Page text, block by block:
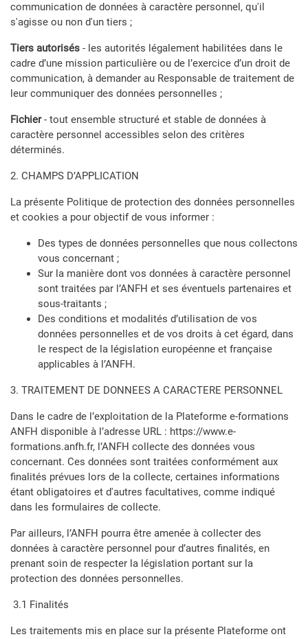
communication de données à caractère personnel, qu'il
s'agisse ou non d'un tiers ;
Tiers autorisés - les autorités légalement habilitées dans le
cadre d’une mission particulière ou de l’exercice d’un droit de
communication, à demander au Responsable de traitement de
leur communiquer des données personnelles ;
Fichier- tout ensemble structuré et stable de données à
caractère personnel accessibles selon des critères
déterminés.
2. CHAMPS D’APPLICATION
La présente Politique de protection des données personnelles
et cookies a pour objectif de vous informer :
Des types de données personnelles que nous collectons
vous concernant ;
Sur la manière dont vos données à caractère personnel
sont traitées par l’ANFH et ses éventuels partenaires et
sous-traitants ;
Des conditions et modalités d’utilisation de vos
données personnelles et de vos droits à cet égard, dans
le respect de la législation européenne et française
applicables à l’ANFH.
3. TRAITEMENT DE DONNEES A CARACTERE PERSONNEL
Dans le cadre de l’exploitation de la Plateforme e-formations
ANFH disponible à l’adresse URL : https://www.e-
formations.anfh.fr, l’ANFH collecte des données vous
concernant. Ces données sont traitées conformément aux
finalités prévues lors de la collecte, certaines informations
étant obligatoires et d'autres facultatives, comme indiqué
dans les formulaires de collecte.
Par ailleurs, l’ANFH pourra être amenée à collecter des
données à caractère personnel pour d’autres finalités, en
prenant soin de respecter la législation portant sur la
protection des données personnelles.
3.1 Finalités
Les traitements mis en place sur la présente Plateforme ont